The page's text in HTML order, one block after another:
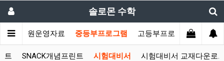
솔로몬 수학
개 학원운영자료 중등부프로그램 고등부프로그램 고객
트 SNACK개념프린트 시험대비서 시험대비서 교재다운로